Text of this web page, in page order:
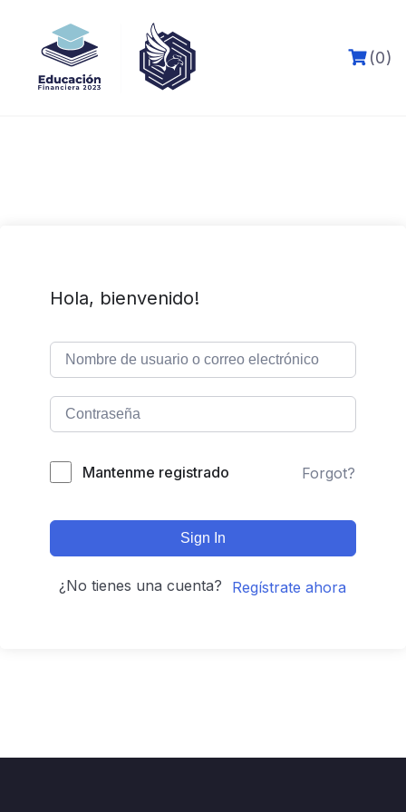
(0)
Hola, bienvenido!
Mantenme registrado Forgot?
Sign In
¿No tienes una cuenta? Regístrate ahora